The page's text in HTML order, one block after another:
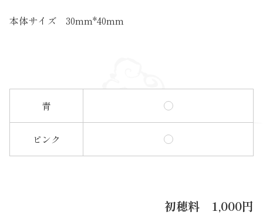
本体サイズ 30mm*40mm
青
ピンク
初穂料 1,000円